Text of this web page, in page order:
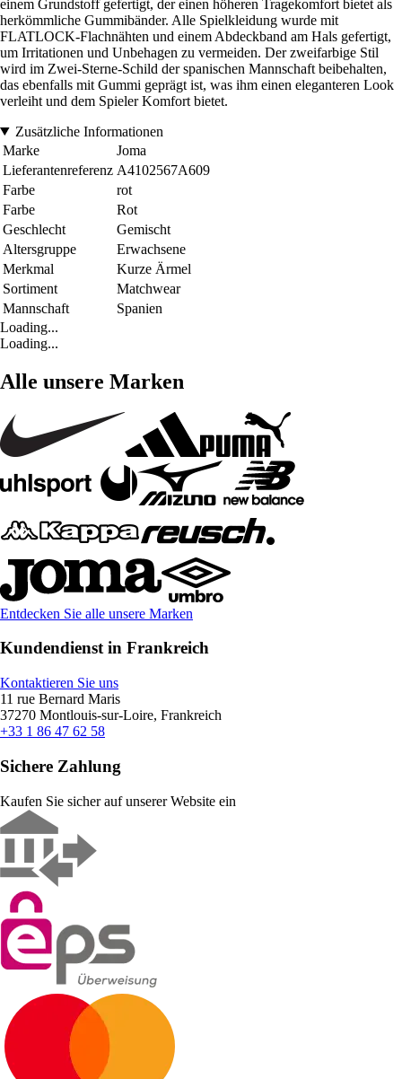
einem Grundstoff gefertigt, der einen höheren Tragekomfort bietet als
herkömmliche Gummibänder. Alle Spielkleidung wurde mit
FLATLOCK-Flachnähten und einem Abdeckband am Hals gefertigt,
um Irritationen und Unbehagen zu vermeiden. Der zweifarbige Stil
wird im Zwei-Sterne-Schild der spanischen Mannschaft beibehalten,
das ebenfalls mit Gummi geprägt ist, was ihm einen eleganteren Look
verleiht und dem Spieler Komfort bietet.
Zusätzliche Informationen
Marke
Joma
Lieferantenreferenz A4102567A609
Farbe
rot
Farbe
Rot
Geschlecht
Gemischt
Altersgruppe
Erwachsene
Merkmal
Kurze Ärmel
Sortiment
Matchwear
Mannschaft
Spanien
Loading...
Loading...
Alle unsere Marken
Entdecken Sie alle unsere Marken
Kundendienst in Frankreich
Kontaktieren Sie uns
11 rue Bernard Maris
37270 Montlouis-sur-Loire, Frankreich
+33 1 86 47 62 58
Sichere Zahlung
Kaufen Sie sicher auf unserer Website ein